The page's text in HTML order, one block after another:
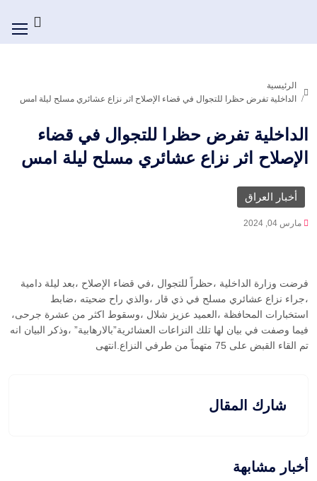
الرئيسية
الداخلية تفرض حظرا للتجوال في قضاء الإصلاح اثر نزاع عشائري مسلح ليلة امس
الداخلية تفرض حظرا للتجوال في قضاء
الإصلاح اثر نزاع عشائري مسلح ليلة امس
أخبار العراق
مارس 04, 2024
فرضت وزارة الداخلية ،حظراً للتجوال ،في قضاء الإصلاح ،بعد ليلة دامية
،جراء نزاع عشائري مسلح في ذي قار ،والذي راح ضحيته ،ضابط
استخبارات المحافظة ،العميد عزيز شلال ،وسقوط اكثر من عشرة جرحى،
فيما وصفت في بيان لها تلك النزاعات العشائرية”بالارهابية” ،وذكر البيان انه
تم القاء القبض على 75 متهماً من طرفي النزاع.انتهى
شارك المقال
أخبار مشابهة